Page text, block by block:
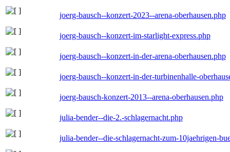
joerg-bausch--konzert-2023--arena-oberhausen.php
joerg-bausch--konzert-im-starlight-express.php
joerg-bausch--konzert-in-der-arena-oberhausen.php
joerg-bausch--konzert-in-der-turbinenhalle-
joerg-bausch-konzert-2013--arena-oberhausen.php
julia-bender--die-2.-schlagernacht.php
julia-bender--die-schlagernacht-zum-10jaehrigen-